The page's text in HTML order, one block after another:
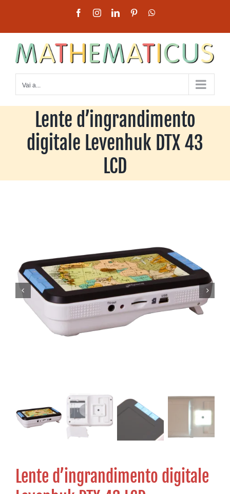
contenuto
FacebookInstagramLinkedInPinterest
Vai a...
Lente d’ingrandimento
digitale Levenhuk DTX 43
LCD
Lente d’ingrandimento digitale